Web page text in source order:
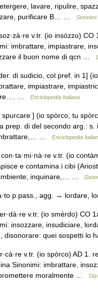
lavare, ripulire,
purificare B… …
v.tr. (io insózzo)
imbrattare, impiastrare,
il buon nome di qcn …
di sudicio, col pref. in 1]
impiastrare,
…
Enciclopedia Italiana
] (io spòrco, tu
prep. di del secondo arg.:
…
Enciclopedia
v.tr. (io
e contamina i cibi
inquinare,… …
p.pass., agg. → lordare,
v.tr. (io smèrdo) CO
insozzare, insudiciare,
disonorare: quei sospetti
v.tr. (io spòrco) AD 1.
Sinonimi: imbrattare,
moralmente …